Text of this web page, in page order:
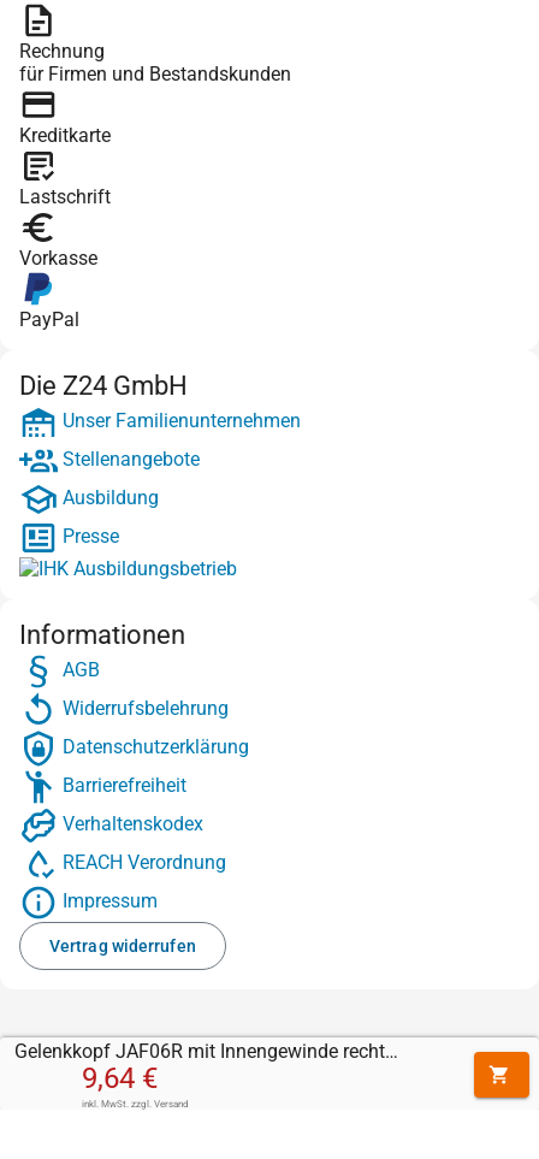
Gelenkkopf JAF06R mit Innengewinde rechts (M6 x 1)
9,64 €
inkl. MwSt. zzgl. Versand
Rechnung
für Firmen und Bestandskunden
Kreditkarte
Lastschrift
Vorkasse
PayPal
Die Z24 GmbH
Unser Familienunternehmen
Stellenangebote
Ausbildung
Presse
Informationen
AGB
Widerrufsbelehrung
Datenschutzerklärung
Barrierefreiheit
Verhaltenskodex
REACH Verordnung
Impressum
Vertrag widerrufen